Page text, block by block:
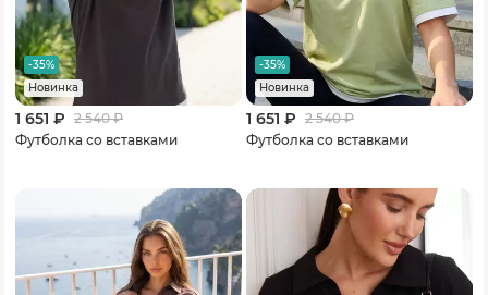
-35%
Новинка
1 651 ₽ 2 540₽
Футболка со вставками
-35%
Новинка
1 651 ₽ 2 540₽
Футболка со вставками